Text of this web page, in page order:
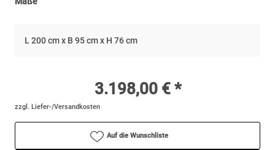
L 200 cm x B 95 cm x H 76 cm
3.198,00 € *
zzgl. Liefer-/Versandkosten
Auf die Wunschliste